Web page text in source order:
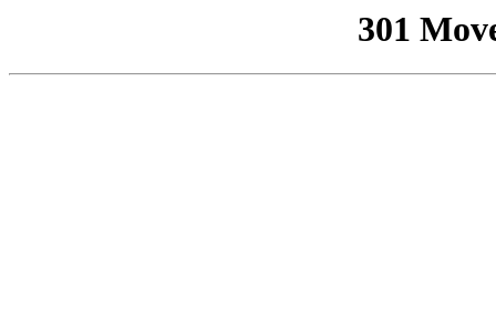
301